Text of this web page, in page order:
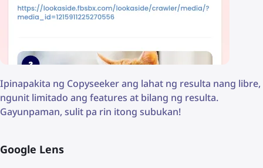
Ipinapakita ng Copyseeker ang lahat ng resulta nang libre,
ngunit limitado ang features at bilang ng resulta.
Gayunpaman, sulit pa rin itong subukan!
Google Lens